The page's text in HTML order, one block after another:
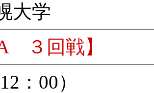
大学
３回戦】
：00）